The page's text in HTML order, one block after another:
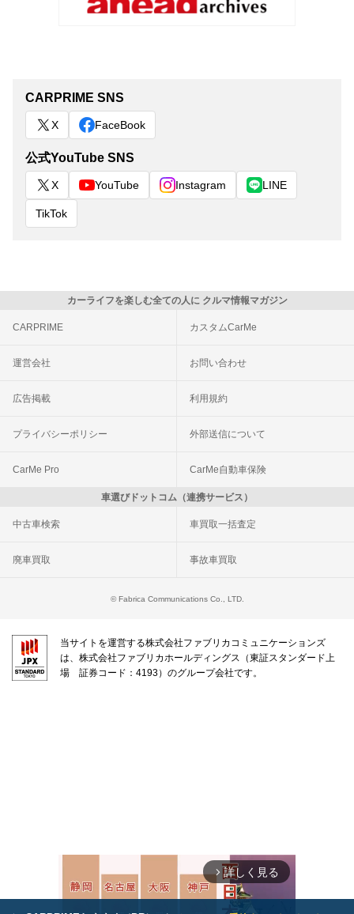
CARPRIME SNS
X FaceBook
公式YouTube SNS
X YouTube Instagram LINE
TikTok
カーライフを楽しむ全ての人に クルマ情報マガジン
CARPRIME カスタムCarMe
運営会社 お問い合わせ
広告掲載 利用規約
プライバシーポリシー 外部送信について
CarMe Pro CarMe自動車保険
車選びドットコム（連携サービス）
中古車検索 車買取一括査定
廃車買取 事故車買取
© Fabrica Communications Co., LTD.
当サイトを運営する株式会社ファブリカコミュニケーションズ
は、株式会社ファブリカホールディングス（東証スタンダード上
場 証券コード：4193）のグループ会社です。
arrow_forward_ios 詳しく見る